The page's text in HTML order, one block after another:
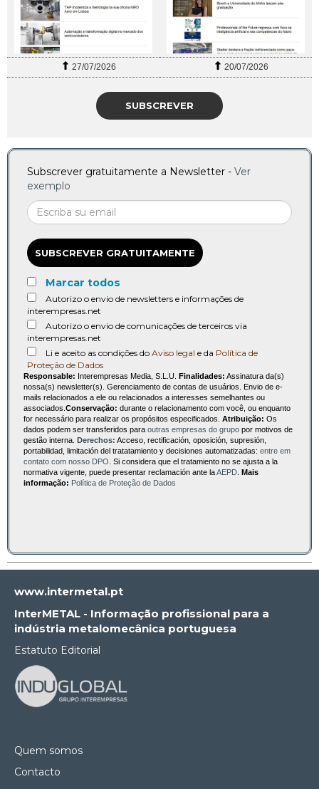
27/07/2026 20/07/2026
SUBSCREVER
Subscrever gratuitamente a Newsletter - Ver
exemplo
SUBSCREVER GRATUITAMENTE
Marcar todos
Autorizo o envio de newsletters e informações de
interempresas.net
Autorizo o envio de comunicações de terceiros via
interempresas.net
Li e aceito as condições do Aviso legal e da Política de
Proteção de Dados
Responsable: Interempresas Media, S.L.U. Finalidades: Assinatura da(s)
nossa(s) newsletter(s). Gerenciamento de contas de usuários. Envio de e-
mails relacionados a ele ou relacionados a interesses semelhantes ou
associados. Conservação: durante o relacionamento com você, ou enquanto
for necessário para realizar os propósitos especificados. Atribuição: Os
dados podem ser transferidos para outras empresas do grupo por motivos de
gestão interna. Derechos: Acceso, rectificación, oposición, supresión,
portabilidad, limitación del tratatamiento y decisiones automatizadas: entre em
contato com nosso DPO . Si considera que el tratamiento no se ajusta a la
normativa vigente, puede presentar reclamación ante laAEPD Mais
informação: Política de Proteção de Dados
www.intermetal.pt
InterMETAL - Informação profissional para a
indústria metalomecânica portuguesa
Estatuto Editorial
Quem somos
Contacto